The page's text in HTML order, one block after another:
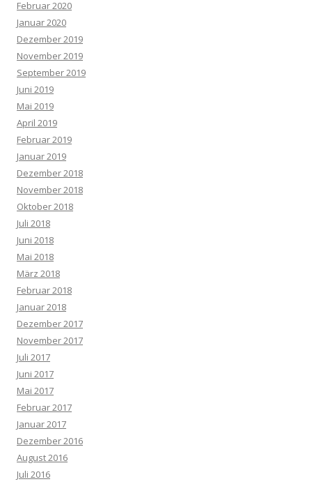
Februar 2020
Januar 2020
Dezember 2019
November 2019
September 2019
Juni 2019
Mai 2019
April 2019
Februar 2019
Januar 2019
Dezember 2018
November 2018
Oktober 2018
Juli 2018
Juni 2018
Mai 2018
März 2018
Februar 2018
Januar 2018
Dezember 2017
November 2017
Juli 2017
Juni 2017
Mai 2017
Februar 2017
Januar 2017
Dezember 2016
August 2016
Juli 2016